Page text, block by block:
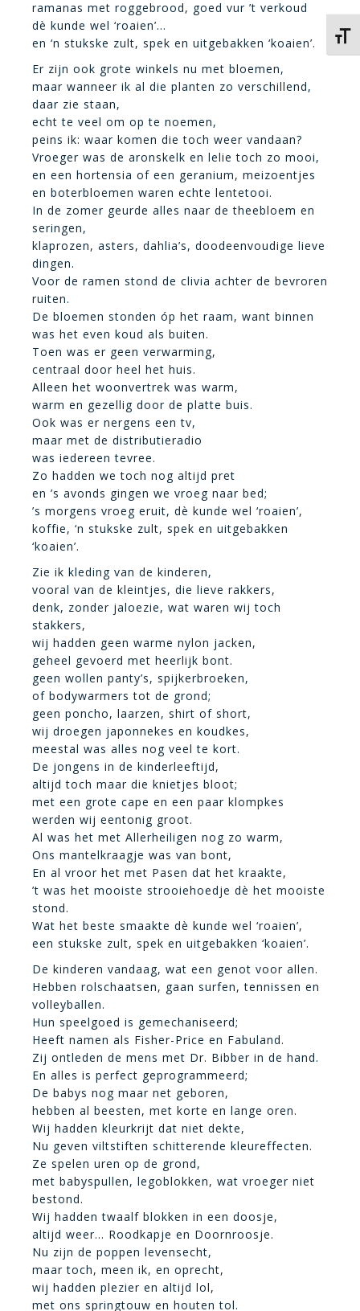
ramanas met roggebrood, goed vur ’t verkoud
dè kunde wel ‘roaien’…
en ‘n stukske zult, spek en uitgebakken ‘koaien’.
Er zijn ook grote winkels nu met bloemen,
maar wanneer ik al die planten zo verschillend,
daar zie staan,
echt te veel om op te noemen,
peins ik: waar komen die toch weer vandaan?
Vroeger was de aronskelk en lelie toch zo mooi,
en een hortensia of een geranium, meizoentjes
en boterbloemen waren echte lentetooi.
In de zomer geurde alles naar de theebloem en
seringen,
klaprozen, asters, dahlia’s, doodeenvoudige lieve
dingen.
Voor de ramen stond de clivia achter de bevroren
ruiten.
De bloemen stonden óp het raam, want binnen
was het even koud als buiten.
Toen was er geen verwarming,
centraal door heel het huis.
Alleen het woonvertrek was warm,
warm en gezellig door de platte buis.
Ook was er nergens een tv,
maar met de distributieradio
was iedereen tevree.
Zo hadden we toch nog altijd pret
en ’s avonds gingen we vroeg naar bed;
’s morgens vroeg eruit, dè kunde wel ‘roaien’,
koffie, ‘n stukske zult, spek en uitgebakken
‘koaien’.
Zie ik kleding van de kinderen,
vooral van de kleintjes, die lieve rakkers,
denk, zonder jaloezie, wat waren wij toch
stakkers,
wij hadden geen warme nylon jacken,
geheel gevoerd met heerlijk bont.
geen wollen panty’s, spijkerbroeken,
of bodywarmers tot de grond;
geen poncho, laarzen, shirt of short,
wij droegen japonnekes en koudkes,
meestal was alles nog veel te kort.
De jongens in de kinderleeftijd,
altijd toch maar die knietjes bloot;
met een grote cape en een paar klompkes
werden wij eentonig groot.
Al was het met Allerheiligen nog zo warm,
Ons mantelkraagje was van bont,
En al vroor het met Pasen dat het kraakte,
’t was het mooiste strooiehoedje dè het mooiste
stond.
Wat het beste smaakte dè kunde wel ‘roaien’,
een stukske zult, spek en uitgebakken ‘koaien’.
De kinderen vandaag, wat een genot voor allen.
Hebben rolschaatsen, gaan surfen, tennissen en
volleyballen.
Hun speelgoed is gemechaniseerd;
Heeft namen als Fisher-Price en Fabuland.
Zij ontleden de mens met Dr. Bibber in de hand.
En alles is perfect geprogrammeerd;
De babys nog maar net geboren,
hebben al beesten, met korte en lange oren.
Wij hadden kleurkrijt dat niet dekte,
Nu geven viltstiften schitterende kleureffecten.
Ze spelen uren op de grond,
met babyspullen, legoblokken, wat vroeger niet
bestond.
Wij hadden twaalf blokken in een doosje,
altijd weer… Roodkapje en Doornroosje.
Nu zijn de poppen levensecht,
maar toch, meen ik, en oprecht,
wij hadden plezier en altijd lol,
met ons springtouw en houten tol.